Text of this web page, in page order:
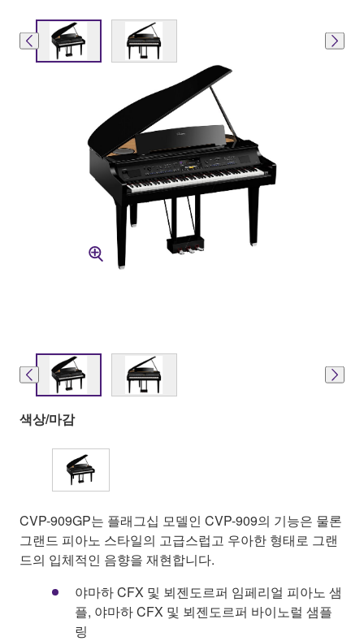
색상/마감
CVP-909GP는 플래그십 모델인 CVP-909의 기능은 물론
그랜드 피아노 스타일의 고급스럽고 우아한 형태로 그랜
드의 입체적인 음향을 재현합니다.
야마하 CFX 및 뵈젠도르퍼 임페리얼 피아노 샘
플, 야마하 CFX 및 뵈젠도르퍼 바이노럴 샘플
링